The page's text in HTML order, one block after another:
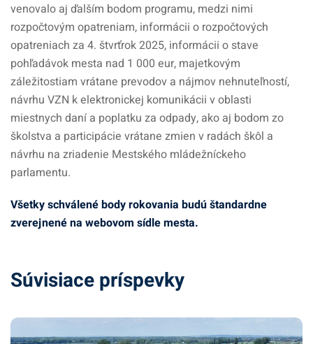
venovalo aj ďalším bodom programu, medzi nimi
rozpočtovým opatreniam, informácii o rozpočtových
opatreniach za 4. štvrťrok 2025, informácii o stave
pohľadávok mesta nad 1 000 eur, majetkovým
záležitostiam vrátane prevodov a nájmov nehnuteľností,
návrhu VZN k elektronickej komunikácii v oblasti
miestnych daní a poplatku za odpady, ako aj bodom zo
školstva a participácie vrátane zmien v radách škôl a
návrhu na zriadenie Mestského mládežníckeho
parlamentu.
Všetky schválené body rokovania budú štandardne
zverejnené na webovom sídle mesta.
Súvisiace príspevky